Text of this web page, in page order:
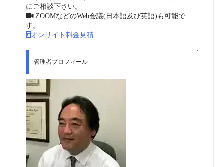
にご相談下さい。
ZOOMなどのWeb会議(日本語及び英語)も可能で
す。
オンサイト料金見積
管理者プロフィール